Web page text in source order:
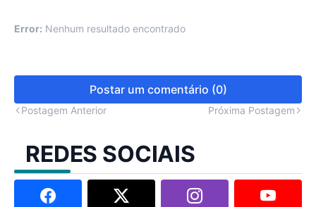
Error: Nenhum resultado encontrado
Postar um comentário (0)
Postagem Anterior Próxima Postagem
REDES SOCIAIS